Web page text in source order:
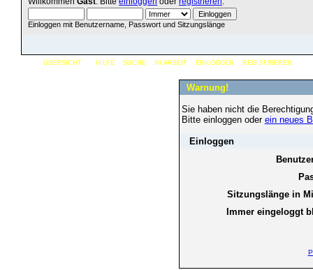
Einloggen mit Benutzername, Passwort und Sitzungslänge
ÜBERSICHT HILFE SUCHE IN ARBEIT EINLOGGEN REGISTRIEREN
Warnung!
Sie haben nicht die
Bitte einloggen oder ein neues
Einloggen
Sitzungslänge in
Immer eingeloggt